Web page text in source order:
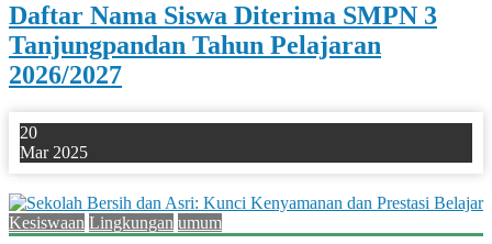
Daftar Nama Siswa Diterima SMPN 3
Tanjungpandan Tahun Pelajaran
2026/2027
20
Mar 2025
Kesiswaan Lingkungan umum